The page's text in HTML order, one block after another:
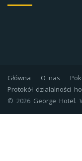
Główna O nas
Protokół działalności
© 2026 George Hotel.